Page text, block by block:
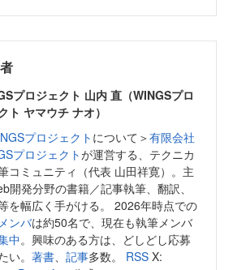
プロジェクト 山内 直（WINGSプロ
ト ヤマウチ ナオ）
プロジェクト について＞有限会社
プロジェクトが運営する、テクニカ
コミュニティ（代表 山田祥寛）。主
開発分野の書籍／記事執筆、翻訳、
を幅広く手がける。 2026年時点での
ンバは約50名で、現在も執筆メンバ
中。興味のある方は、どしどし応募
い。 著書、 記事多数。 RSS X: